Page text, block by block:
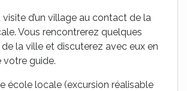
d’un village au contact de la
Vous rencontrerez quelques
la ville et discuterez avec eux en
guide.
école locale (excursion réalisable